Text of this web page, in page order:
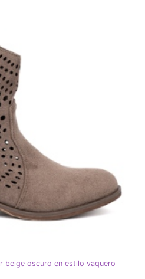
beige oscuro en estilo vaquero